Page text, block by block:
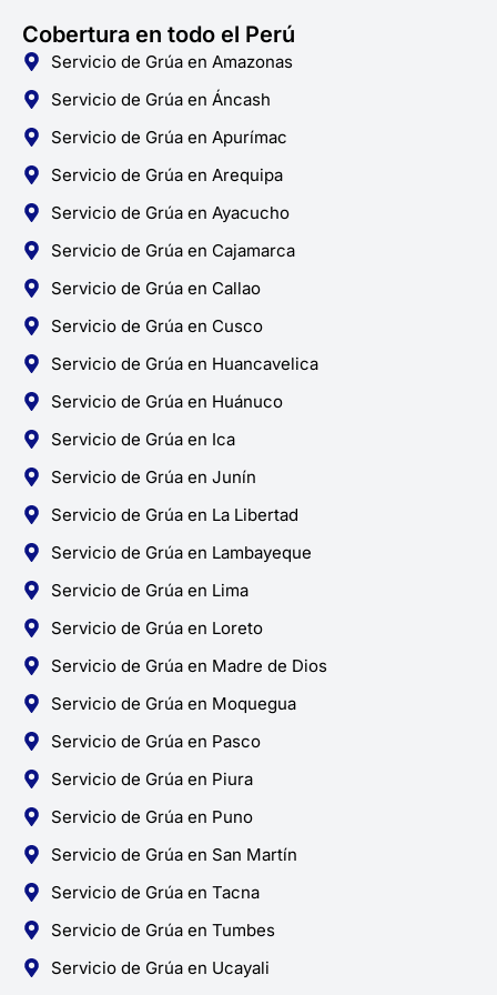
Cobertura en todo el Perú
Servicio de Grúa en Amazonas
Servicio de Grúa en Áncash
Servicio de Grúa en Apurímac
Servicio de Grúa en Arequipa
Servicio de Grúa en Ayacucho
Servicio de Grúa en Cajamarca
Servicio de Grúa en Callao
Servicio de Grúa en Cusco
Servicio de Grúa en Huancavelica
Servicio de Grúa en Huánuco
Servicio de Grúa en Ica
Servicio de Grúa en Junín
Servicio de Grúa en La Libertad
Servicio de Grúa en Lambayeque
Servicio de Grúa en Lima
Servicio de Grúa en Loreto
Servicio de Grúa en Madre de Dios
Servicio de Grúa en Moquegua
Servicio de Grúa en Pasco
Servicio de Grúa en Piura
Servicio de Grúa en Puno
Servicio de Grúa en San Martín
Servicio de Grúa en Tacna
Servicio de Grúa en Tumbes
Servicio de Grúa en Ucayali